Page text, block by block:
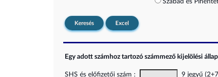
Szabad és
Keresés Excel
Egy adott számhoz tartozó számmező kijelölési
SHS és előfizetői szám : 9 jegyű